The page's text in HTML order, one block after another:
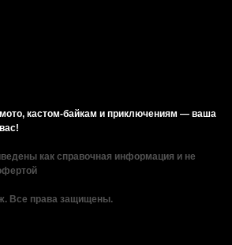
кастом-байкам и приключениям — ваша
как справочная информация и не
Все права защищены.